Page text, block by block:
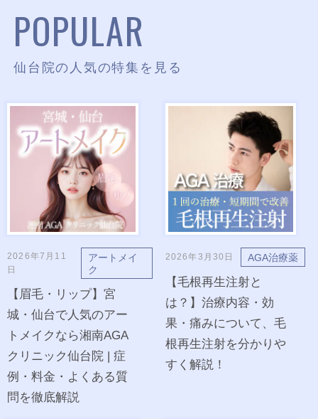
POPULAR
仙台院の人気の特集を見る
2026年7月11
日
アートメイ
ク
【眉毛・リップ】宮
城・仙台で人気のアー
トメイクなら湘南AGA
クリニック仙台院 | 症
例・料金・よくある質
問を徹底解説
2026年3月30日 AGA治療薬
【毛根再生注射と
は？】治療内容・効
果・痛みについて、毛
根再生注射を分かりや
すく解説！